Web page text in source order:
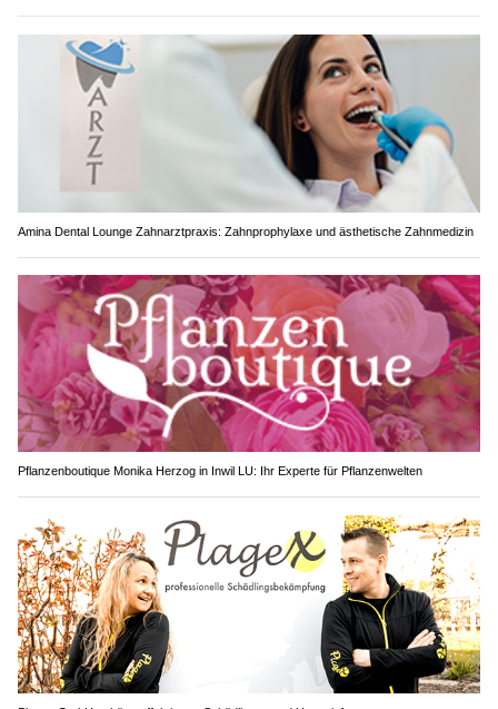
Amina Dental Lounge Zahnarztpraxis: Zahnprophylaxe und ästhetische Zahnmedizin
Pflanzenboutique Monika Herzog in Inwil LU: Ihr Experte für Pflanzenwelten